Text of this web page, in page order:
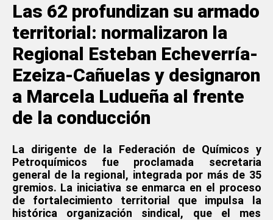
Las 62 profundizan su armado
territorial: normalizaron la
Regional Esteban Echeverría-
Ezeiza-Cañuelas y designaron
a Marcela Ludueña al frente
de la conducción
La dirigente de la Federación de Químicos y
Petroquímicos fue proclamada secretaria
general de la regional, integrada por más de 35
gremios. La iniciativa se enmarca en el proceso
de fortalecimiento territorial que impulsa la
histórica organización sindical, que el mes